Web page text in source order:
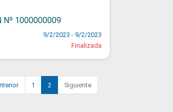
Nº 1000000009
9/2/2023 - 9/2/2023
Finalizada
1 2 Siguiente